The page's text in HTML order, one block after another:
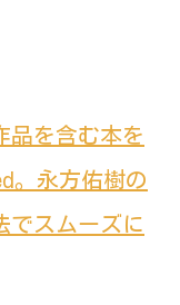
品を含む本を
。永方佑樹の
でスムーズに